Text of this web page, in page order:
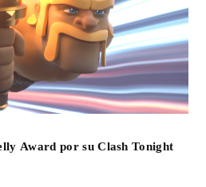
Award por su Clash Tonight